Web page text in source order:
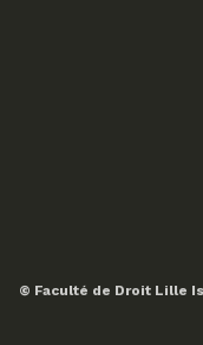
© Faculté de Droit Lille